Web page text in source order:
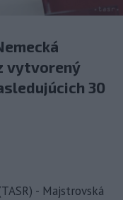
vytvorený
30
- Majstrovská